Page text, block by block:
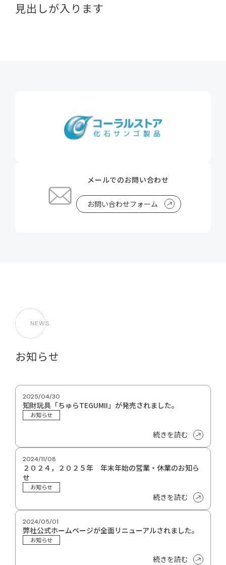
見出しが入ります
メールでのお問い合わせ
お問い合わせフォーム
NEWS
お知らせ
2025/04/30
知財玩具「ちゅらTEGUMII」が発売されました。
お知らせ
続きを読む
2024/11/08
２０２４，２０２５年 年末年始の営業・休業のお知ら
せ
お知らせ
続きを読む
2024/05/01
弊社公式ホームページが全面リニューアルされました。
お知らせ
続きを読む